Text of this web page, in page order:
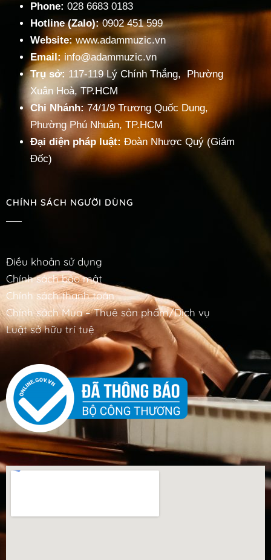
Phone: 028 6683 0183
Hotline (Zalo):0902 451 599
Website:www.adammuzic.vn
Email:info@adammuzic.vn
Trụ sở: 117-119 Lý Chính Thắng, Phường
Xuân Hoà, TP.HCM
Chi Nhánh:74/1/9 Trương Quốc Dung,
Phường Phú Nhuận, TP.HCM
Đại diện pháp luật: Đoàn Nhược Quý (Giám
Đốc)
CHÍNH SÁCH NGƯỜI DÙNG
Điều khoản sử dụng
Chính sách bảo mật
Chính sách thanh toán
Chính sách Mua – Thuê sản phẩm/Dịch vụ
Luật sở hữu trí tuệ